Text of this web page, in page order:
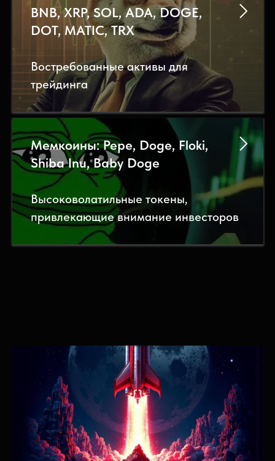
BNB, XRP, SOL, ADA, DOGE,
DOT, MATIC, TRX
Востребованные активы для
трейдинга
Мемкоины: Pepe, Doge, Floki,
Shiba Inu, Baby Doge
Высоковолатильные токены,
привлекающие внимание инвесторов